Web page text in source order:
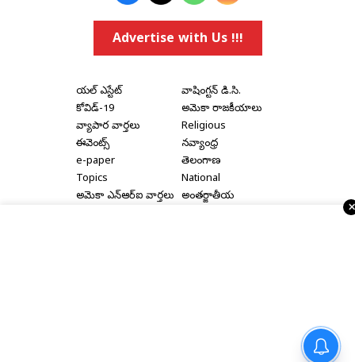
Advertise with Us !!!
రియల్ ఎస్టేట్
కోవిడ్-19
వ్యాపార వార్తలు
ఈవెంట్స్
e-paper
Topics
అమెరికా ఎన్‌ఆర్‌ఐ వార్తలు
వాషింగ్టన్ డి.సి.
అమెరికా రాజకీయాలు
Religious
నవ్యాంధ్ర
తెలంగాణ
National
అంతర్జాతీయ
Privacy Policy|